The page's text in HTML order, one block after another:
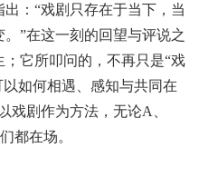
出：“戏剧只存在于当下，当
”在这一刻的回望与评说之
它所叩问的，不再只是“戏
如何相遇、感知与共同在
戏剧作为方法，无论A、
都在场。